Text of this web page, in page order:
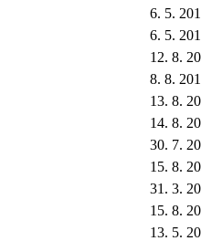
6. 5.
6. 5.
12. 8.
8. 8.
13. 8.
14. 8.
30. 7.
15. 8.
31. 3.
15. 8.
13. 5.